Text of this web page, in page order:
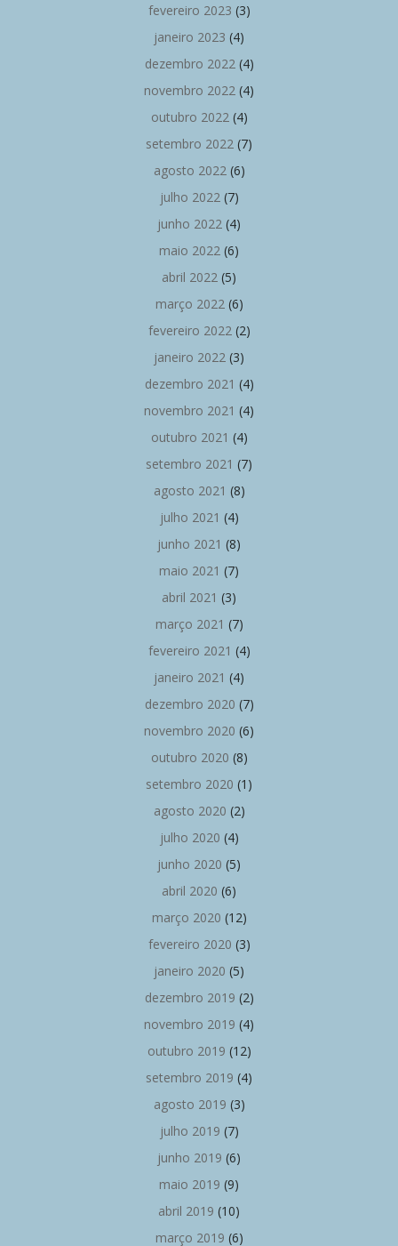
fevereiro 2023 (3)
janeiro 2023 (4)
dezembro 2022 (4)
novembro 2022 (4)
outubro 2022 (4)
setembro 2022 (7)
agosto 2022 (6)
julho 2022 (7)
junho 2022 (4)
maio 2022 (6)
abril 2022 (5)
março 2022 (6)
fevereiro 2022 (2)
janeiro 2022 (3)
dezembro 2021 (4)
novembro 2021 (4)
outubro 2021 (4)
setembro 2021 (7)
agosto 2021 (8)
julho 2021 (4)
junho 2021 (8)
maio 2021 (7)
abril 2021 (3)
março 2021 (7)
fevereiro 2021 (4)
janeiro 2021 (4)
dezembro 2020 (7)
novembro 2020 (6)
outubro 2020 (8)
setembro 2020 (1)
agosto 2020 (2)
julho 2020 (4)
junho 2020 (5)
abril 2020 (6)
março 2020 (12)
fevereiro 2020 (3)
janeiro 2020 (5)
dezembro 2019 (2)
novembro 2019 (4)
outubro 2019 (12)
setembro 2019 (4)
agosto 2019 (3)
julho 2019 (7)
junho 2019 (6)
maio 2019 (9)
abril 2019 (10)
março 2019 (6)